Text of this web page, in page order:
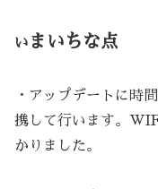
い まいちな点
・アップデートに時
携して行います。
かりました。